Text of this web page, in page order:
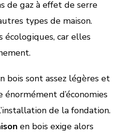
de gaz à effet de serre
types de maison.
écologiques, car elles
bois sont assez légères et
d’économies
de la fondation.
en bois exige alors